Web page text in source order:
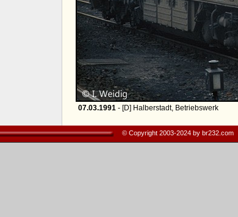
07.03.1991 - [D] Halberstadt, Betriebswerk
© Copyright 2003-2024 by br232.com